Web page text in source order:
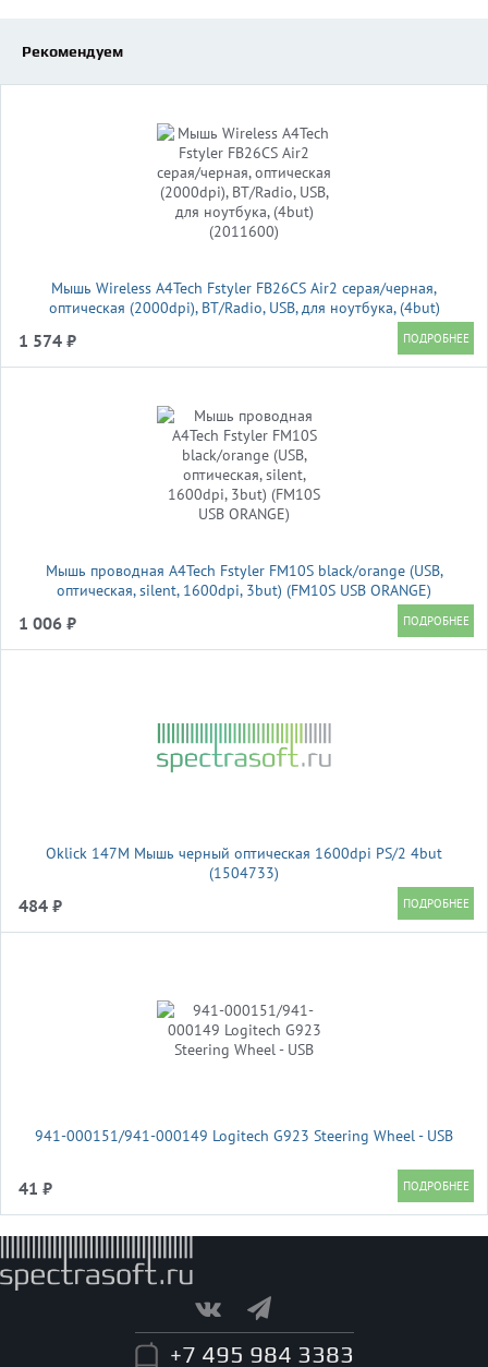
Рекомендуем
Мышь Wireless A4Tech Fstyler FB26CS Air2 серая/черная,
оптическая (2000dpi), BT/Radio, USB, для ноутбука, (4but)
1 574 ₽
Мышь проводная A4Tech Fstyler FM10S black/orange (USB,
оптическая, silent, 1600dpi, 3but) (FM10S USB ORANGE)
1 006 ₽
Oklick 147M Мышь черный оптическая 1600dpi PS/2 4but
(1504733)
484 ₽
941-000151/941-000149 Logitech G923 Steering Wheel - USB
41 ₽
+7 495 984 3383